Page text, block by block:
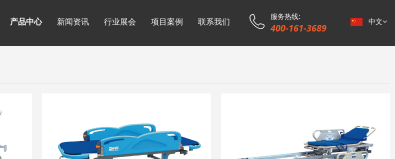
中文
服务热线:
400-161-3689
产品中心 新闻资讯 行业展会 项目案例 联系我们